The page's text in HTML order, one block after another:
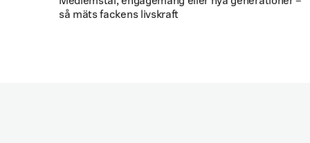
så mäts fackens livskraft